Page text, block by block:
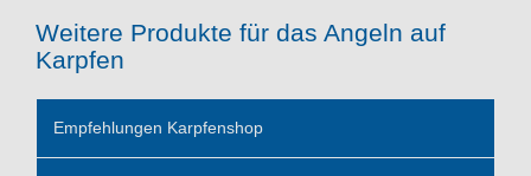
Weitere Produkte für das Angeln auf
Karpfen
Empfehlungen Karpfenshop